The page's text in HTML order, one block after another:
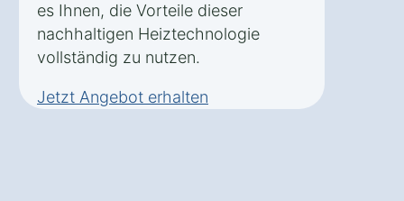
es Ihnen, die Vorteile dieser
nachhaltigen Heiztechnologie
vollständig zu nutzen.
Jetzt Angebot erhalten